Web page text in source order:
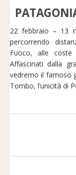
22 febbraio – 13
percorrendo
Fuoco, alle coste
Affascinati dalla
vedremo il famoso
Tombo, l’unicità di